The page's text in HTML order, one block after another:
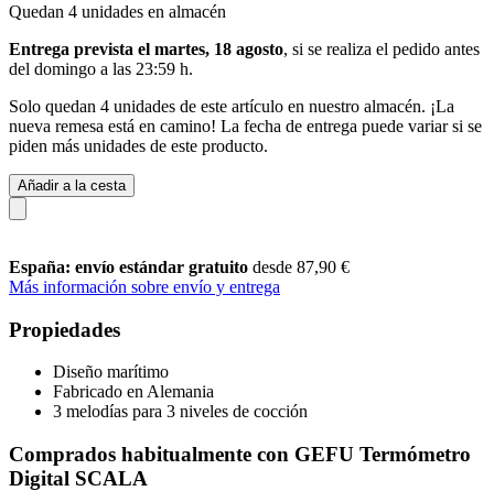
Quedan 4 unidades en almacén
Entrega prevista el martes, 18 agosto, si se realiza el pedido antes
del domingo a las 23:59 h.
Solo quedan 4 unidades de este artículo en nuestro almacén. ¡La
nueva remesa está en camino! La fecha de entrega puede variar si se
piden más unidades de este producto.
Añadir a la cesta
España: envío estándar gratuito desde 87,90 €
Más información sobre envío y entrega
Propiedades
Diseño marítimo
Fabricado en Alemania
3 melodías para 3 niveles de cocción
Comprados habitualmente con GEFU Termómetro
Digital SCALA